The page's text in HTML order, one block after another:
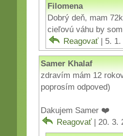
Filomena
Dobrý deň, mam
cieľovú váhu by
Reagovať | 5.
Samer Khalaf
zdravím mám 12
poprosím odpoved)
Dakujem Samer ❤️
Reagovať | 20. 3.